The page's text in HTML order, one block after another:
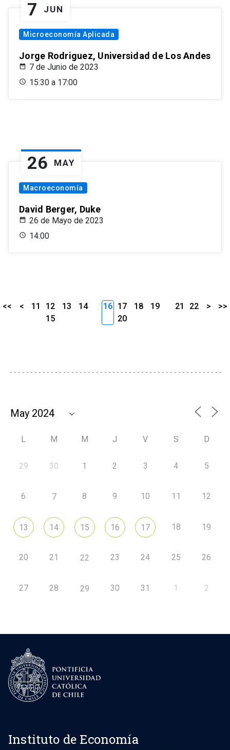
7 JUN
Microeconomía Aplicada
Jorge Rodriguez, Universidad de Los Andes
7 de Junio de 2023
15:30 a 17:00
26 MAY
Macroeconomía
David Berger, Duke
26 de Mayo de 2023
14:00
<< < 11 12 13
14
15
16 17 18
19
20
21 22 > >>
L M M J V S D
29 30 1 2 3 4 5
6 7 8 9 10 11 12
13 14 15 16 17 18 19
20 21 22 23 24 25 26
27 28 29 30 31 1 2
Instituto de Economía